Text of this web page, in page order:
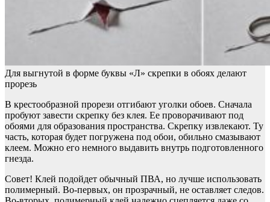
Для выгнутой в форме буквы «Л» скрепки в обоях делают
прорезь
В крестообразной прорези отгибают уголки обоев. Сначала
пробуют завести скрепку без клея. Ее проворачивают под
обоями для образования пространства. Скрепку извлекают. Ту
часть, которая будет погружена под обои, обильно смазывают
клеем. Можно его немного выдавить внутрь подготовленного
гнезда.
Совет! Клей подойдет обычный ПВА, но лучше использовать
полимерный. Во-первых, он прозрачный, не оставляет следов.